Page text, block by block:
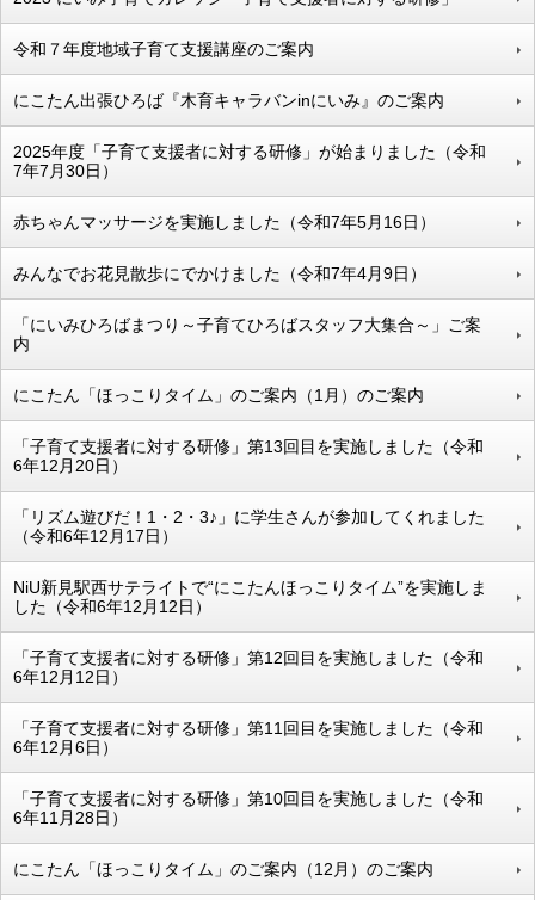
令和７年度地域子育て支援講座のご案内
にこたん出張ひろば『木育キャラバンinにいみ』のご案内
2025年度「子育て支援者に対する研修」が始まりました（令和
7年7月30日）
赤ちゃんマッサージを実施しました（令和7年5月16日）
みんなでお花見散歩にでかけました（令和7年4月9日）
「にいみひろばまつり～子育てひろばスタッフ大集合～」ご案
内
にこたん「ほっこりタイム」のご案内（1月）のご案内
「子育て支援者に対する研修」第13回目を実施しました（令和
6年12月20日）
「リズム遊びだ！1・2・3♪」に学生さんが参加してくれました
（令和6年12月17日）
NiU新見駅西サテライトで“にこたんほっこりタイム”を実施しま
した（令和6年12月12日）
「子育て支援者に対する研修」第12回目を実施しました（令和
6年12月12日）
「子育て支援者に対する研修」第11回目を実施しました（令和
6年12月6日）
「子育て支援者に対する研修」第10回目を実施しました（令和
6年11月28日）
にこたん「ほっこりタイム」のご案内（12月）のご案内